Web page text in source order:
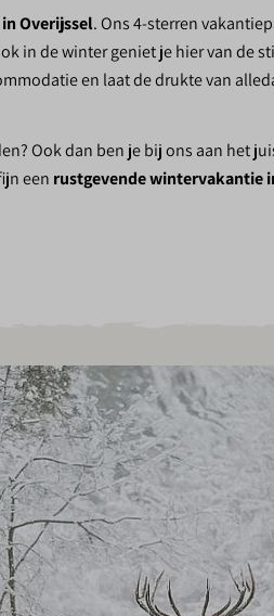
Overijssel. Ons 4-sterren
in de winter geniet je hier van de
en laat de drukte van
Ook dan ben je bij ons aan het
een rustgevende wintervakantie